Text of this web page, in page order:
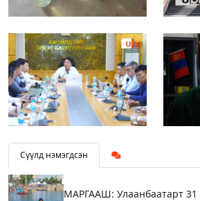
Сүүлд нэмэгдсэн
МАРГААШ: Улаанбаатарт 31